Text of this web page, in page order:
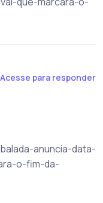
Acesse para responder
anuncia-data-
o-fim-da-